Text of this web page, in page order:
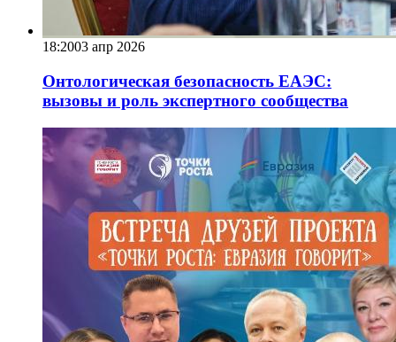
18:2003 апр 2026
Онтологическая безопасность ЕАЭС:
вызовы и роль экспертного сообщества